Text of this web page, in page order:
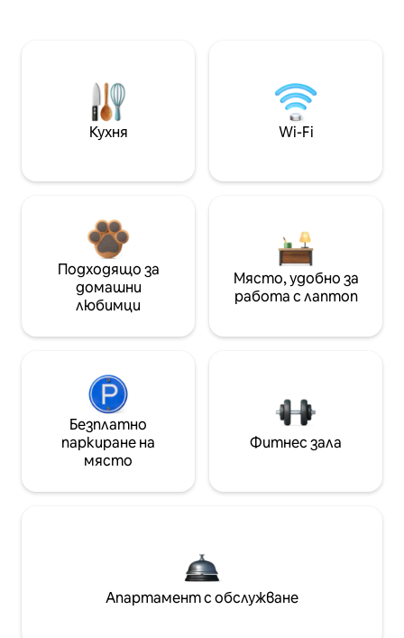
Кухня Wi-Fi
Подходящо за
домашни
любимци
Място, удобно за
работа с лаптоп
Безплатно
паркиране на
място
Фитнес зала
Апартамент с обслужване